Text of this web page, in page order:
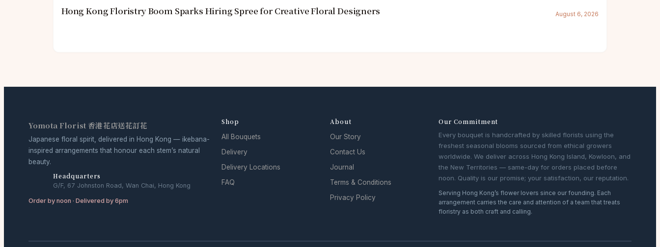
Hong Kong Floristry Boom Sparks Hiring Spree for Creative Floral Designers August 6, 2026
Yomota Florist 香港花店送花訂花
Japanese floral spirit, delivered in Hong Kong — ikebana-
inspired arrangements that honour each stem’s natural
beauty.
Headquarters
G/F, 67 Johnston Road, Wan Chai, Hong Kong
Order by noon · Delivered by 6pm
Shop
All Bouquets
Delivery
Delivery Locations
FAQ
About
Our Story
Contact Us
Journal
Terms & Conditions
Privacy Policy
Our Commitment
Every bouquet is handcrafted by skilled florists using the
freshest seasonal blooms sourced from ethical growers
worldwide. We deliver across Hong Kong Island, Kowloon, and
the New Territories — same-day for orders placed before
noon. Quality is our promise; your satisfaction, our reputation.
Serving Hong Kong’s flower lovers since our founding. Each
arrangement carries the care and attention of a team that treats
floristry as both craft and calling.